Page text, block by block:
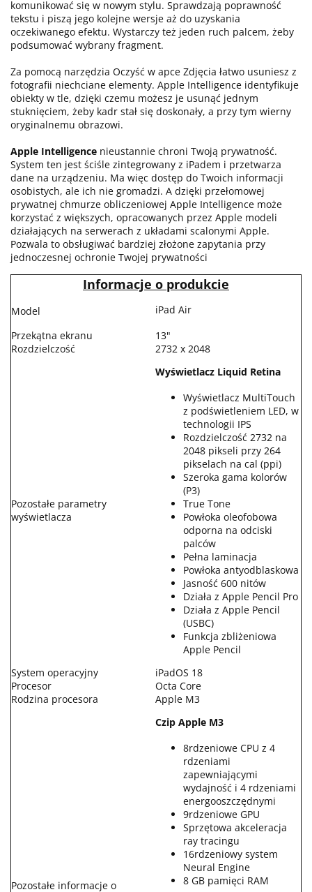
komunikować się w nowym stylu. Sprawdzają poprawność
tekstu i piszą jego kolejne wersje aż do uzyskania
oczekiwanego efektu. Wystarczy też jeden ruch palcem, żeby
podsumować wybrany fragment.
Za pomocą narzędzia Oczyść w apce Zdjęcia łatwo usuniesz z
fotografii niechciane elementy. Apple Intelligence identyfikuje
obiekty w tle, dzięki czemu możesz je usunąć jednym
stuknięciem, żeby kadr stał się doskonały, a przy tym wierny
oryginalnemu obrazowi.
Apple Intelligence nieustannie chroni Twoją prywatność.
System ten jest ściśle zintegrowany z iPadem i przetwarza
dane na urządzeniu. Ma więc dostęp do Twoich informacji
osobistych, ale ich nie gromadzi. A dzięki przełomowej
prywatnej chmurze obliczeniowej Apple Intelligence może
korzystać z większych, opracowanych przez Apple modeli
działających na serwerach z układami scalonymi Apple.
Pozwala to obsługiwać bardziej złożone zapytania przy
jednoczesnej ochronie Twojej prywatności
Informacje o produkcie
Model
iPad Air
Przekątna ekranu
13"
Rozdzielczość
2732 x 2048
Pozostałe parametry
wyświetlacza
Wyświetlacz Liquid Retina
Wyświetlacz MultiTouch
z podświetleniem LED, w
technologii IPS
Rozdzielczość 2732 na
2048 pikseli przy 264
pikselach na cal (ppi)
Szeroka gama kolorów
(P3)
True Tone
Powłoka oleofobowa
odporna na odciski
palców
Pełna laminacja
Powłoka antyodblaskowa
Jasność 600 nitów
Działa z Apple Pencil Pro
Działa z Apple Pencil
(USBC)
Funkcja zbliżeniowa
Apple Pencil
System operacyjny
iPadOS 18
Procesor
Octa Core
Rodzina procesora
Apple M3
Pozostałe informacje o
Czip Apple M3
8rdzeniowe CPU z 4
rdzeniami
zapewniającymi
wydajność i 4 rdzeniami
energooszczędnymi
9rdzeniowe GPU
Sprzętowa akceleracja
ray tracingu
16rdzeniowy system
Neural Engine
8 GB pamięci RAM